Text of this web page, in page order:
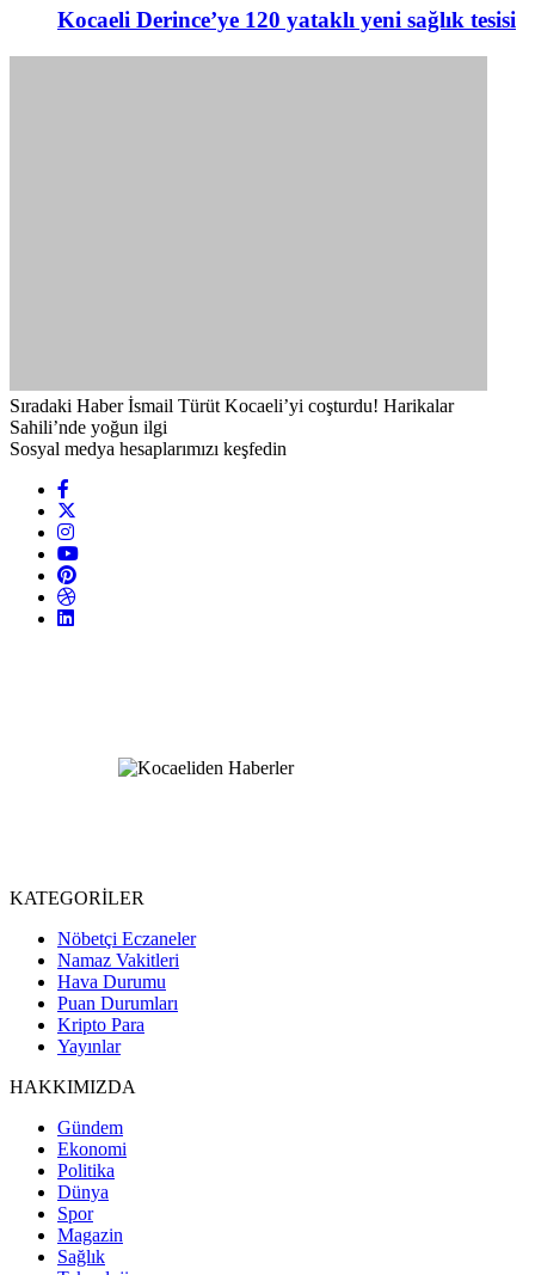
Kocaeli Derince’ye 120 yataklı yeni sağlık tesisi
Sıradaki Haber İsmail Türüt Kocaeli’yi coşturdu! Harikalar
Sahili’nde yoğun ilgi
Sosyal medya hesaplarımızı keşfedin
KATEGORİLER
Nöbetçi Eczaneler
Namaz Vakitleri
Hava Durumu
Puan Durumları
Kripto Para
Yayınlar
HAKKIMIZDA
Gündem
Ekonomi
Politika
Dünya
Spor
Magazin
Sağlık